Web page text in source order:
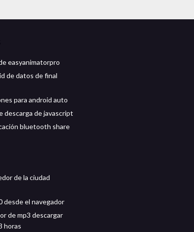
easyanimatorpro
de datos de final
para android auto
descarga de javascript
bluetooth share
de la ciudad
desde el navegador
de mp3 descargar
horas